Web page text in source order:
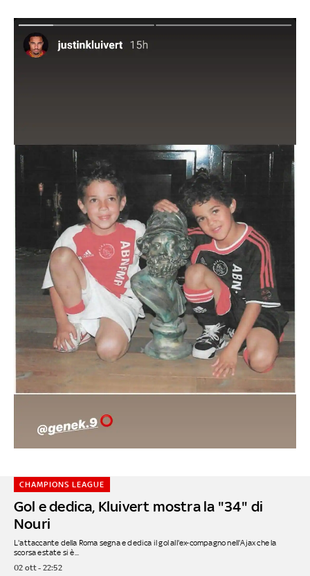
Gol e dedica, Kluivert mostra la "34" di
Nouri
CHAMPIONS LEAGUE
L'attaccante della Roma segna e dedica il gol all'ex-compagno nell'Ajax che la
scorsa estate si è...
02 ott - 22:52